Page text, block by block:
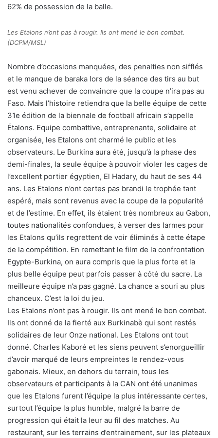
62% de possession de la balle.
Les Etalons n’ont pas à rougir. Ils ont mené le bon combat.
(DCPM/MSL)
Nombre d’occasions manquées, des penalties non sifflés
et le manque de baraka lors de la séance des tirs au but
est venu achever de convaincre que la coupe n’ira pas au
Faso. Mais l’histoire retiendra que la belle équipe de cette
31e édition de la biennale de football africain s’appelle
Étalons. Equipe combattive, entreprenante, solidaire et
organisée, les Etalons ont charmé le public et les
observateurs. Le Burkina aura été, jusqu’à la phase des
demi-finales, la seule équipe à pouvoir violer les cages de
l’excellent portier égyptien, El Hadary, du haut de ses 44
ans. Les Etalons n’ont certes pas brandi le trophée tant
espéré, mais sont revenus avec la coupe de la popularité
et de l’estime. En effet, ils étaient très nombreux au Gabon,
toutes nationalités confondues, à verser des larmes pour
les Etalons qu’ils regrettent de voir éliminés à cette étape
de la compétition. En remettant le film de la confrontation
Egypte-Burkina, on aura compris que la plus forte et la
plus belle équipe peut parfois passer à côté du sacre. La
meilleure équipe n’a pas gagné. La chance a souri au plus
chanceux. C’est la loi du jeu.
Les Etalons n’ont pas à rougir. Ils ont mené le bon combat.
Ils ont donné de la fierté aux Burkinabè qui sont restés
solidaires de leur Onze national. Les Etalons ont tout
donné. Charles Kaboré et les siens peuvent s’enorgueillir
d’avoir marqué de leurs empreintes le rendez-vous
gabonais. Mieux, en dehors du terrain, tous les
observateurs et participants à la CAN ont été unanimes
que les Etalons furent l’équipe la plus intéressante certes,
surtout l’équipe la plus humble, malgré la barre de
progression qui était la leur au fil des matches. Au
restaurant, sur les terrains d’entrainement, sur les plateaux